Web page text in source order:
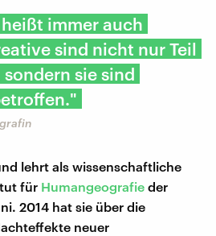
immer auch
sind nicht nur Teil
sie sind
lehrt als wissenschaftliche
für Humangeografie der
2014 hat sie über die
neuer